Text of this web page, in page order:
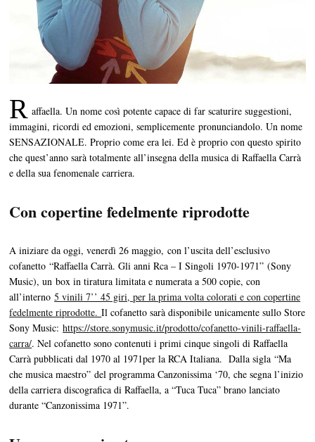
R affaella. Un nome così potente capace di far scaturire suggestioni,
immagini, ricordi ed emozioni, semplicemente pronunciandolo. Un nome
SENSAZIONALE. Proprio come era lei. Ed è proprio con questo spirito
che quest’anno sarà totalmente all’insegna della musica di Raffaella Carrà
e della sua fenomenale carriera.
Con copertine fedelmente riprodotte
A iniziare da oggi, venerdì 26 maggio, con l’uscita dell’esclusivo
cofanetto “Raffaella Carrà. Gli anni Rca – I Singoli 1970-1971” (Sony
Music), un box in tiratura limitata e numerata a 500 copie, con
all’interno5 vinili 7’’ 45 giri, per la prima volta colorati e con copertine
fedelmente riprodotte.Il cofanetto sarà disponibile unicamente sullo Store
Sony Music:https://store.sonymusic.it/prodotto/cofanetto-vinili-raffaella-
carra/. Nel cofanetto sono contenuti i primi cinque singoli di Raffaella
Carrà pubblicati dal 1970 al 1971per la RCA Italiana. Dalla sigla “Ma
che musica maestro” del programma Canzonissima ‘70, che segna l’inizio
della carriera discografica di Raffaella, a “Tuca Tuca” brano lanciato
durante “Canzonissima 1971”.